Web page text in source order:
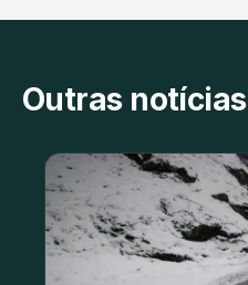
Outras notícias